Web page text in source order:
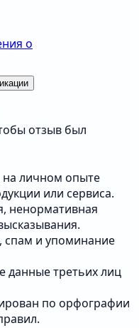
о
отзыв был
личном опыте
или сервиса.
ненормативная
спам и упоминание
данные третьих лиц
по орфографии